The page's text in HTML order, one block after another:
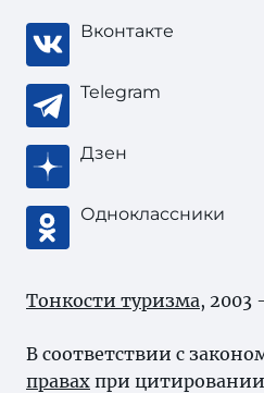
Вконтакте
Telegram
Дзен
Одноклассники
Тонкости туризма, 2003
В соответствии с
правах при